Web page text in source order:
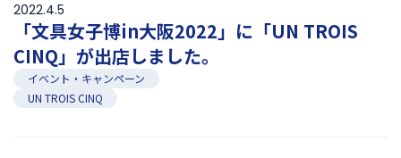
2022.4.5
「文具女子博in大阪2022」に「UN TROIS
CINQ」が出店しました。
イベント・キャンペーン
UN TROIS CINQ